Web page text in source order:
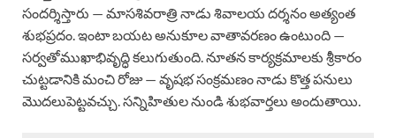
సందర్శిస్తారు — మాసశివరాత్రి నాడు శివాలయ దర్శనం అత్యంత
శుభప్రదం. ఇంటా బయట అనుకూల వాతావరణం ఉంటుంది —
సర్వతోముఖాభివృద్ధి కలుగుతుంది. నూతన కార్యక్రమాలకు శ్రీకారం
చుట్టడానికి మంచి రోజు — వృషభ సంక్రమణం నాడు కొత్త పనులు
మొదలుపెట్టవచ్చు. సన్నిహితుల నుండి శుభవార్తలు అందుతాయి.